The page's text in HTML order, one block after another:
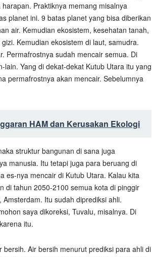
Praktiknya memang misalnya
planet ini. 9 batas planet yang bisa diberikan
air. Kemudian ekosistem, kesehatan tanah,
Kemudian ekosistem di laut, samudra.
Permafrostnya sudah mencair semua. Di
Yang di dekat-dekat Kutub Utara itu yang
permafrostnya akan mencair. Sebelumnya
HAM dan Kerusakan Ekologi
struktur bangunan di sana juga
manusia. Itu tetapi juga para beruang di
es-nya mencair di Kutub Utara. Kalau kita
di tahun 2050-2100 semua kota di pinggir
Itu sudah diprediksi ahli.
saya dikoreksi, Tuvalu, misalnya. Di
itu.
Air bersih menurut prediksi para ahli di